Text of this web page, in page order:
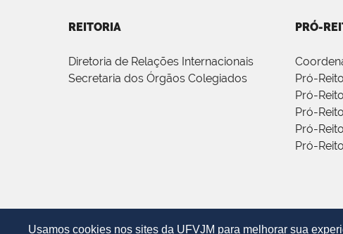
Usamos cookies nos sites da UFVJM para melhorar sua
REITORIA
Diretoria de Relações Internacionais
Secretaria dos Órgãos Colegiados
PRÓ-
Pró-
Pró-
Pró-
Pró-
Pró-